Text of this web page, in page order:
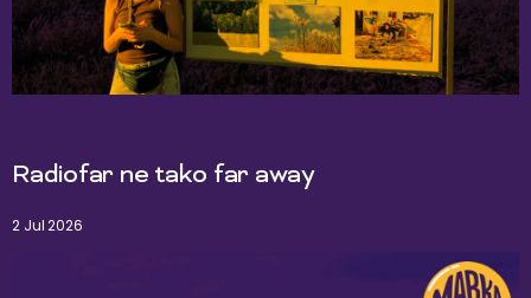
Radiofar ne tako far away
2 Jul 2026